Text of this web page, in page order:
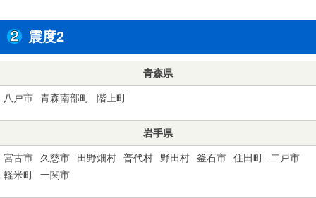
震度2
青森県
八戸市 青森南部町 階上町
岩手県
宮古市 久慈市 田野畑村 普代村 野田村 釜石市 住田町
二戸市
軽米町
一関市